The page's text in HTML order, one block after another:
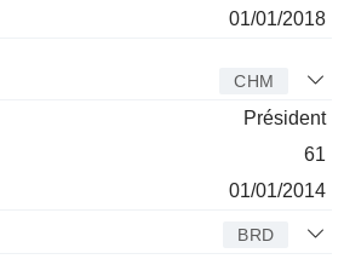
01/01/2018
CHM
Président
61
01/01/2014
BRD